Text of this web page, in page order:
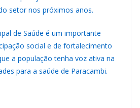
setor nos próximos anos.
de Saúde é um importante
social e de fortalecimento
a população tenha voz ativa na
para a saúde de Paracambi.